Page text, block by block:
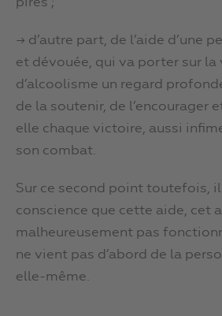
pires ;
→ d’autre part, de l’aide d’une
et dévouée, qui va porter sur la
d’alcoolisme un regard
de la soutenir, de l’encourager
elle chaque victoire, aussi
son combat.
Sur ce second point toutefois,
conscience que cette aide, cet
malheureusement pas
ne vient pas d’abord de la
elle-même.